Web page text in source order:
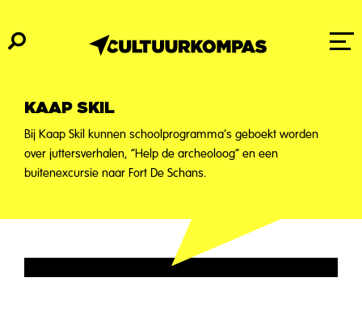
KAAP SKIL
Bij Kaap Skil kunnen schoolprogramma’s geboekt worden
over juttersverhalen, “Help de archeoloog” en een
buitenexcursie naar Fort De Schans.